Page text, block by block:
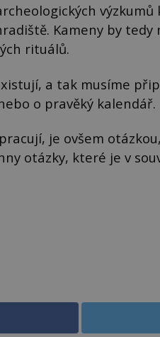
Kameny by
rituálů.
a tak musíme
o pravěký kalendář.
je ovšem
otázky, které je v